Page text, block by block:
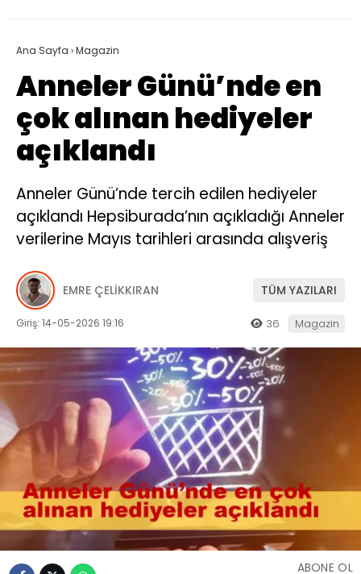
Ana Sayfa ›Magazin
Anneler Günü’nde en
çok alınan hediyeler
açıklandı
Anneler Günü’nde tercih edilen hediyeler
açıklandı Hepsiburada’nın açıkladığı Anneler
verilerine Mayıs tarihleri arasında alışveriş
EMRE ÇELİKKIRAN TÜM YAZILARI
Giriş: 14-05-2026 19:16 36 Magazin
ABONE OL